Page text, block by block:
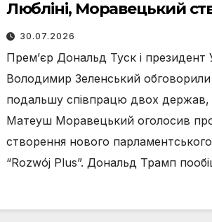
Любліні, Моравецький
новий клуб, а Росія
розшук Дурова: головні
четверга, 30 липня
30.07.2026
Прем’єр Дональд Туск і президент
Володимир Зеленський обговорили
подальшу співпрацю двох держав,
Матеуш Моравецький оголосив
створення нового
“Rozwój Plus”. Дональд Трамп